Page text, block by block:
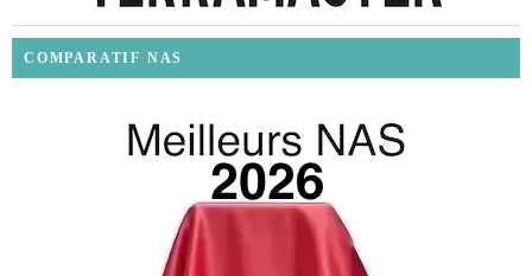
COMPARATIF NAS